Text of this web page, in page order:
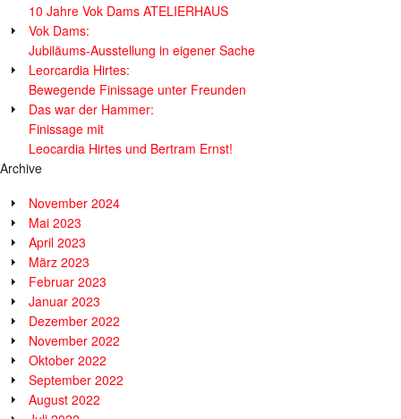
10 Jahre Vok Dams ATELIERHAUS
Vok Dams:
Jubiläums-Ausstellung in eigener Sache
Leorcardia Hirtes:
Bewegende Finissage unter Freunden
Das war der Hammer:
Finissage mit
Leocardia Hirtes und Bertram Ernst!
Archive
November 2024
Mai 2023
April 2023
März 2023
Februar 2023
Januar 2023
Dezember 2022
November 2022
Oktober 2022
September 2022
August 2022